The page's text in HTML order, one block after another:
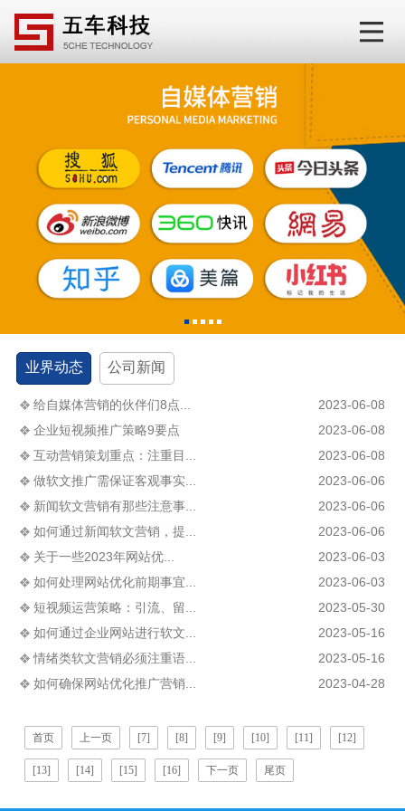
12345
业界动态 公司新闻
给自媒体营销的伙伴们8点...
2023-06-08
企业短视频推广策略9要点
2023-06-08
互动营销策划重点：注重目...
2023-06-08
做软文推广需保证客观事实...
2023-06-06
新闻软文营销有那些注意事...
2023-06-06
如何通过新闻软文营销，提...
2023-06-06
关于一些2023年网站优...
2023-06-03
如何处理网站优化前期事宜...
2023-06-03
短视频运营策略：引流、留...
2023-05-30
如何通过企业网站进行软文...
2023-05-16
情绪类软文营销必须注重语...
2023-05-16
如何确保网站优化推广营销...
2023-04-28
首页 上一页 [7] [8] [9] [10] [11] [12]
[13] [14] [15] [16] 下一页 尾页